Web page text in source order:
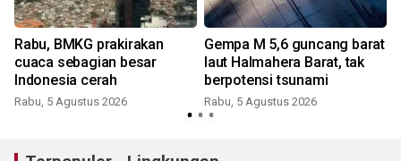
Rabu, BMKG prakirakan
cuaca sebagian besar
Indonesia cerah
Rabu, 5 Agustus 2026
Gempa M 5,6 guncang barat
laut Halmahera Barat, tak
berpotensi tsunami
Rabu, 5 Agustus 2026